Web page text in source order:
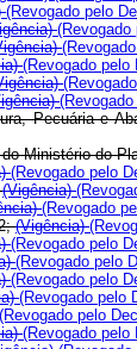
(Revogado pelo
(Revogado
(Revogado pelo
Pecuária e
Ministério do
(Revogado pelo
(Vigência)
(Revogado
(Vigência)
(Revogado pelo
(Revogado pelo
(Revogado pelo
(Revogado pelo
(Revogado pelo
(Revogado pelo